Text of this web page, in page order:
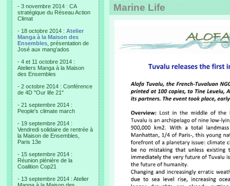
- 3 novembre 2014 : CA
stratégique du Réseau Action
Climat
- 18 octobre 2014 : Atelier
Manga à la Maison des
Ensembles , présentation de
José aux mang'ados
- 4 et 11 octobre 2014 :
Ateliers Manga à la Maison
des Ensembles
- 2 octobre 2014 : Conférence
de 4D "Our life 21"
- 21 septembre 2014 :
People's climate march
- 19 septembre 2014 :
Vendredi solidaire de rentrée à
la Maison de Ensembles,
Paris 13e
- 15 septembre 2014 :
Réunion plénière de la
Coalition Cop21
- 13 septembre 2014 : Atelier
Marine Life